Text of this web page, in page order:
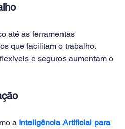
até as ferramentas
que facilitam o trabalho.
e seguros aumentam o
a Inteligência Artificial para